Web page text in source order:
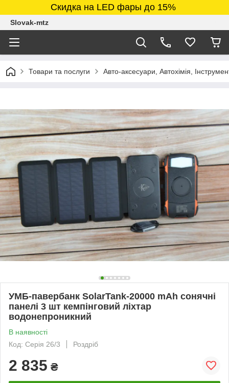
Скидка на LED фары до 15%
Slovak-mtz
Товари та послуги Авто-аксесуари, Автохімія,
УМБ-павербанк SolarTank-20000 mAh сонячні
панелі 3 шт кемпінговий ліхтар
водонепроникний
В наявності
Код: Серія 26/3
Роздріб
2 835 ₴